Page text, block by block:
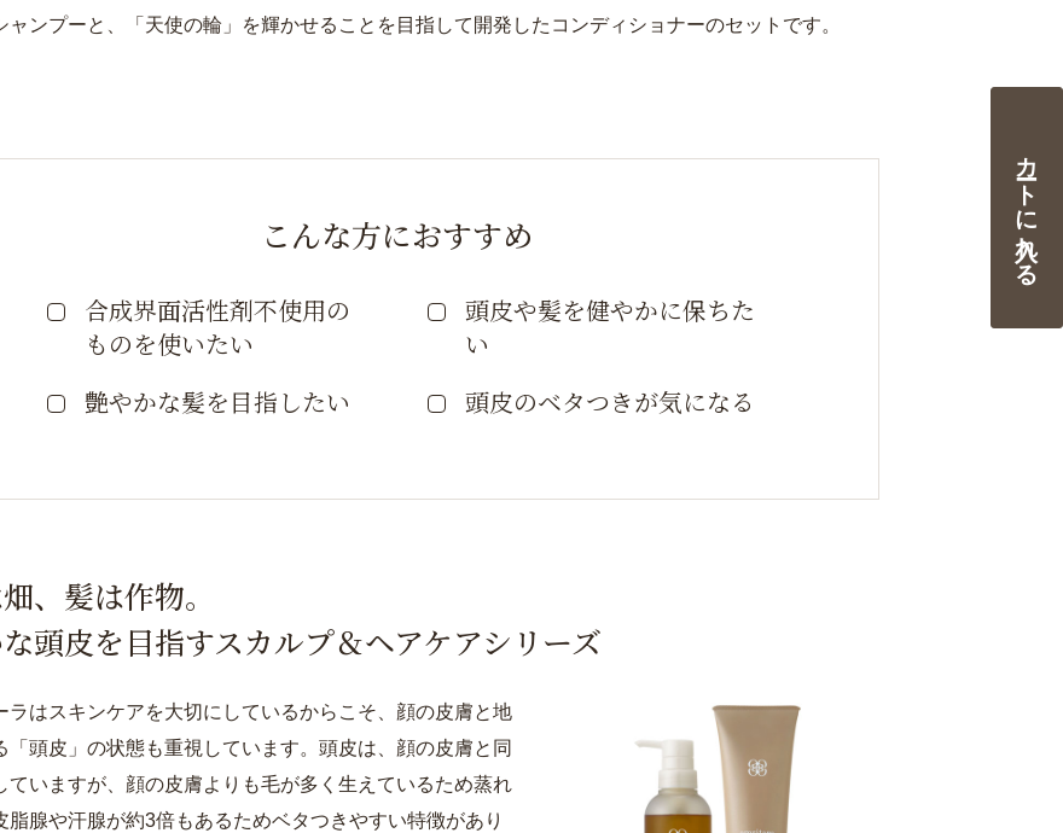
ャンプーと、「天使の輪」を輝かせることを目指して開発したコンディショナーのセットです。
こんな方におすすめ
合成界面活性剤不使用の
ものを使いたい
頭皮や髪を健やかに保ちた
い
艶やかな髪を目指したい
頭皮のベタつきが気になる
、髪は作物。
頭皮を目指すスカルプ＆ヘアケアシリーズ
ラはスキンケアを大切にしているからこそ、顔の皮膚と地
「頭皮」の状態も重視しています。頭皮は、顔の皮膚と同
ていますが、顔の皮膚よりも毛が多く生えているため蒸れ
脂腺や汗腺が約3倍もあるためベタつきやすい特徴があり
カートに入れる